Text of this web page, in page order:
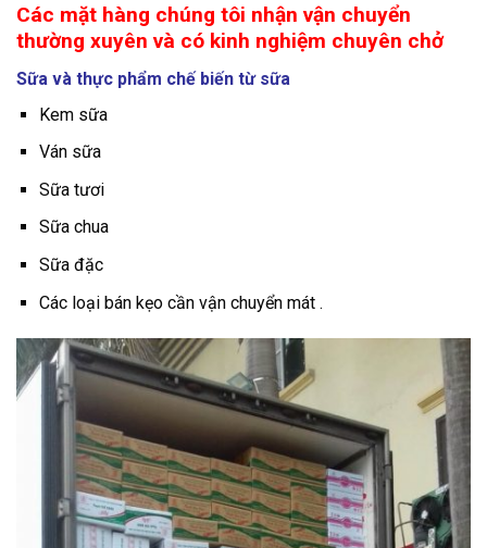
Các mặt hàng chúng tôi nhận vận chuyển
thường xuyên và có kinh nghiệm chuyên chở
Sữa và thực phẩm chế biến từ sữa
Kem sữa
Ván sữa
Sữa tươi
Sữa chua
Sữa đặc
Các loại bán kẹo cần vận chuyển mát .